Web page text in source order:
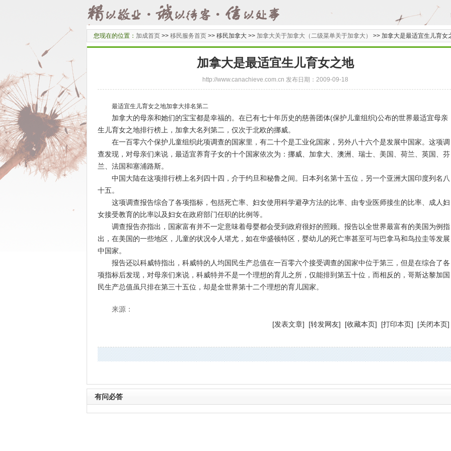
您现在的位置： 加成首页 >> 移民服务首页 >> 移民加拿大 >> 加拿大关于加拿大（二级菜单关于加拿大） >> 加拿大是最适宜生儿育女
加拿大是最适宜生儿育女之地
http://www.canachieve.com.cn 发布日期：2009-09-18
最适宜生儿育女之地加拿大排名第二
加拿大的母亲和她们的宝宝都是幸福的。在已有七十年历史的慈善团体(保护儿童组织)公布的世界最适宜母亲
生儿育女之地排行榜上，加拿大名列第二，仅次于北欧的挪威。
在一百零六个保护儿童组织此项调查的国家里，有二十个是工业化国家，另外八十六个是发展中国家。这项调
查发现，对母亲们来说，最适宜养育子女的十个国家依次为：挪威、加拿大、澳洲、瑞士、美国、荷兰、英国、芬
兰、法国和塞浦路斯。
中国大陆在这项排行榜上名列四十四，介于约旦和秘鲁之间。日本列名第十五位，另一个亚洲大国印度列名八
十五。
这项调查报告综合了各项指标，包括死亡率、妇女使用科学避孕方法的比率、由专业医师接生的比率、成人妇
女接受教育的比率以及妇女在政府部门任职的比例等。
调查报告亦指出，国家富有并不一定意味着母婴都会受到政府很好的照顾。报告以全世界最富有的美国为例指
出，在美国的一些地区，儿童的状况令人堪尤，如在华盛顿特区，婴幼儿的死亡率甚至可与巴拿马和鸟拉圭等发展
中国家。
报告还以科威特指出，科威特的人均国民生产总值在一百零六个接受调查的国家中位于第三，但是在综合了各
项指标后发现，对母亲们来说，科威特并不是一个理想的育儿之所，仅能排到第五十位，而相反的，哥斯达黎加国
民生产总值虽只排在第三十五位，却是全世界第十二个理想的育儿国家。
来源：
[发表文章] [转发网友] [收藏本页] [打印本页] [关闭本页
有问必答